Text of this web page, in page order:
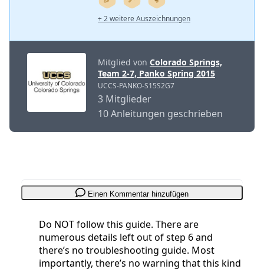
+ 2 weitere Auszeichnungen
Mitglied von Colorado Springs,
Team 2-7, Panko Spring 2015
UCCS-PANKO-S15S2G7
3 Mitglieder
10 Anleitungen geschrieben
Einen Kommentar hinzufügen
Do NOT follow this guide. There are
numerous details left out of step 6 and
there’s no troubleshooting guide. Most
importantly, there’s no warning that this kind